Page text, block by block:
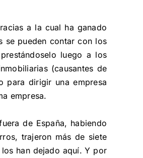
a la cual ha ganado
se pueden contar con los
luego a los
(causantes de
para dirigir una empresa
empresa.
de España, habiendo
trajeron más de siete
han dejado aquí. Y por